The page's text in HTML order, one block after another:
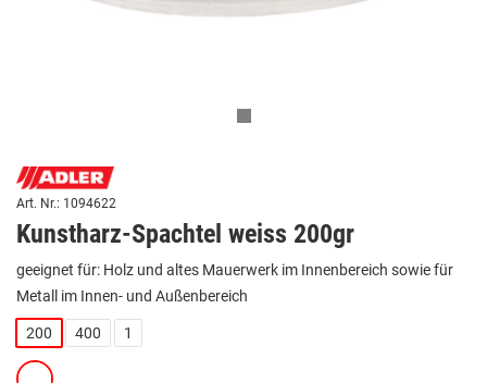
Art. Nr.: 1094622
Kunstharz-Spachtel weiss 200gr
geeignet für: Holz und altes Mauerwerk im Innenbereich sowie für
Metall im Innen- und Außenbereich
200 400 1